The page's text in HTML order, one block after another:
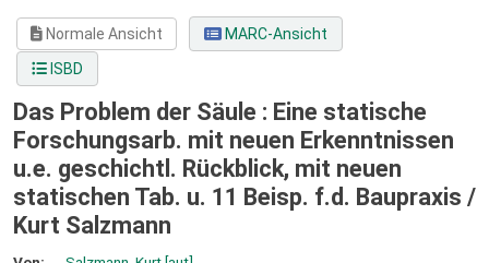
Normale Ansicht
MARC-Ansicht
ISBD
Das Problem der Säule : Eine statische
Forschungsarb. mit neuen Erkenntnissen
u.e. geschichtl. Rückblick, mit neuen
statischen Tab. u. 11 Beisp. f.d. Baupraxis /
Kurt Salzmann